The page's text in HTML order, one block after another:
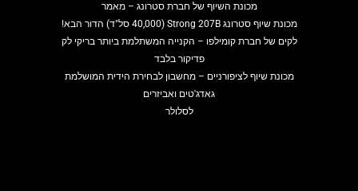
מכונת השיוף של חברת סטרונג – מאמר
מכונת שיוף סטרונג Strong 207B (40,000 סל"ד) הדור הבא!
לקים של חברת קומילפו – הקנייה המשתלמת ביותר בריקי לק
פדיקור בלבד
מכונת שיוף לציפורניים – מחשבון לבחירת הידית המושלמת
גאדג'טים ואביזרים
לסלולר